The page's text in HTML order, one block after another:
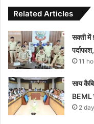
Related Articles
सक्ती में
11
साय
BEML
2